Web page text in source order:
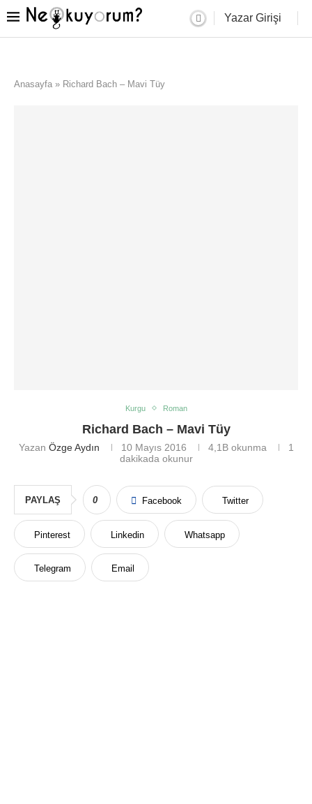
Yazar Girişi
Anasayfa » Richard Bach – Mavi Tüy
Kurgu Roman
Richard Bach – Mavi Tüy
Yazan Özge Aydın 10 Mayıs 2016 4,1Bokunma
1
dakikada okunur
PAYLAŞ 0 Facebook Twitter
Pinterest Linkedin Whatsapp
Telegram Email